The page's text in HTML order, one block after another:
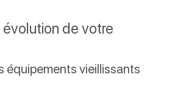
de votre
équipements vieillissants